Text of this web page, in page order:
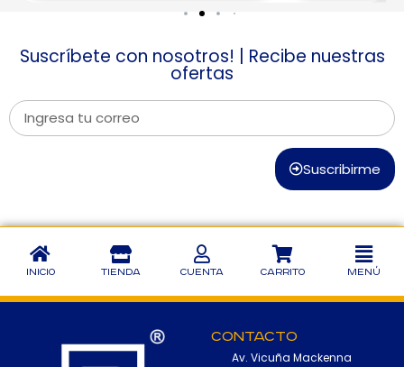
Suscríbete con nosotros! | Recibe nuestras
ofertas
Suscribirme
Inicio Tienda Cuenta Carrito Menú
Contacto
Av. Vicuña Mackenna